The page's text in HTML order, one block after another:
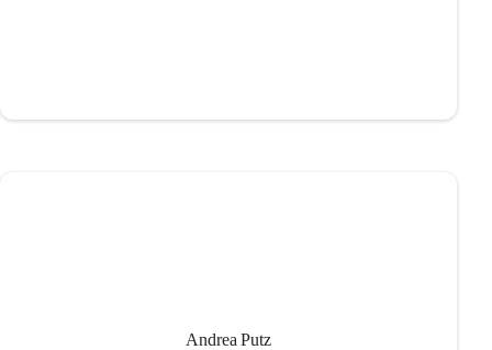
Andrea Putz